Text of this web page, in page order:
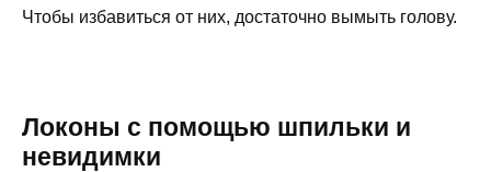
Чтобы избавиться от них, достаточно вымыть голову.
Локоны с помощью шпильки и
невидимки